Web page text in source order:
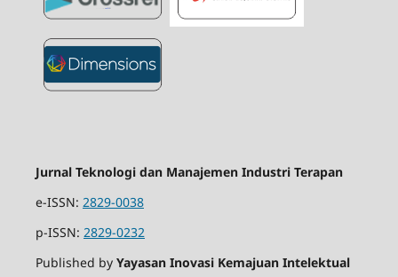
Jurnal Teknologi dan Manajemen Industri Terapan
e-ISSN: 2829-0038
p-ISSN: 2829-0232
Published by Yayasan Inovasi Kemajuan Intelektual